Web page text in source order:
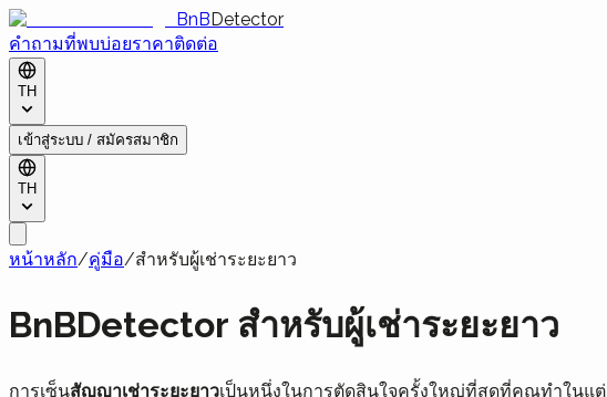
BnBDetector
คำถามที่พบบ่อยราคาติดต่อ
TH
เข้าสู่ระบบ / สมัครสมาชิก
TH
หน้าหลัก/คู่มือ/สำหรับผู้เช่าระยะยาว
BnBDetector สำหรับผู้เช่าระยะยาว
การเซ็นสัญญาเช่าระยะยาวเป็นหนึ่งในการตัดสินใจครั้งใหญ่ที่สุดที่คุณทำในแ